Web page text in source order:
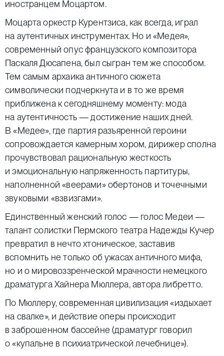
иностранцем Моцартом.
Моцарта оркестр Курентзиса, как всегда, играл
на аутентичных инструментах. Но и «Медея»,
современный опус французского композитора
Паскаля Дюсапена, был сыгран тем же способом.
Тем самым архаика античного сюжета
символически подчеркнута и в то же время
приближена к сегодняшнему моменту: мода
на аутентичность — достижение наших дней.
В «Медее», где партия разъяренной героини
сопровождается камерным хором, дирижер сполна
прочувствовал рациональную жесткость
и эмоциональную напряженность партитуры,
наполненной «веерами» обертонов и точечными
звуковыми «взвизгами».
Единственный женский голос — голос Медеи —
талант солистки Пермского театра Надежды Кучер
превратил в нечто хтоническое, заставив
вспомнить не только об ужасах античного мифа,
но и о мировоззренческой мрачности немецкого
драматурга Хайнера Мюллера, автора либретто.
По Мюллеру, современная цивилизация «издыхает
на свалке», и действие оперы происходит
в заброшенном бассейне (драматург говорил
о «купальне в психиатрической лечебнице»).